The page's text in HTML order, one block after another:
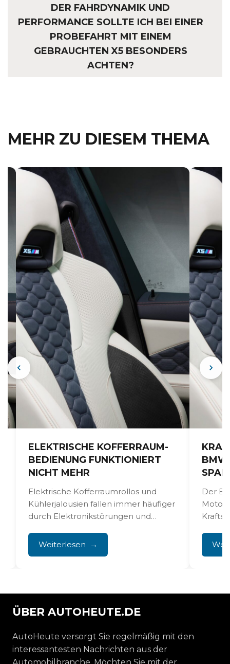
DER FAHRDYNAMIK UND
PERFORMANCE SOLLTE ICH BEI EINER
PROBEFAHRT MIT EINEM
GEBRAUCHTEN X5 BESONDERS
ACHTEN?
MEHR ZU DIESEM THEMA
ELEKTRISCHE KOFFERRAUM­
BEDIENUNG FUNKTIONIERT
NICHT MEHR
Elektrische Kofferraumrollos und
Kühlerjalousien fallen immer häufiger
durch Elektronikstörungen und
Antriebsmechanismen aus. Die
Reparatur erfordert eine
Weiterlesen
BMW
Der
treibt.
ÜBER AUTOHEUTE.DE
AutoHeute versorgt Sie regelmäßig mit den
interessantesten Nachrichten aus der
Automobilbranche. Möchten Sie mit der